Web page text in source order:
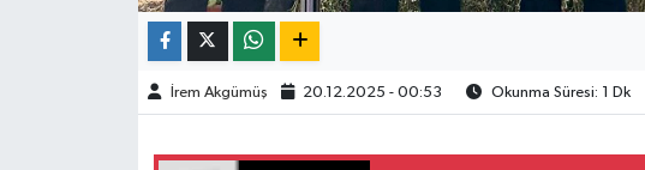
İrem Akgümüş 20.12.2025 - 00:53 Okunma Süresi: 1 Dk